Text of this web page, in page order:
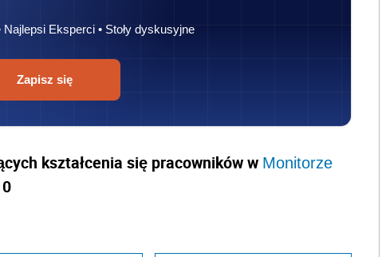
Napisz do nas